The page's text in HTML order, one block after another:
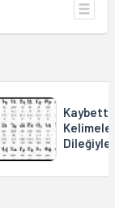
Dileğiyle